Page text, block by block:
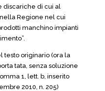
discariche di cui al
Regione nel cui
manchino impianti
testo originario (ora la
tata, senza soluzione
1, lett. b, inserito
2010, n. 205)